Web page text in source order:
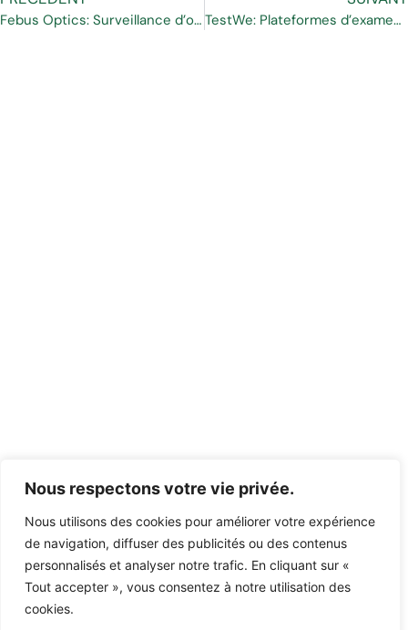
Nous respectons votre vie privée.
Nous utilisons des cookies pour améliorer votre expérience
de navigation, diffuser des publicités ou des contenus
personnalisés et analyser notre trafic. En cliquant sur «
Tout accepter », vous consentez à notre utilisation des
cookies.
Febus Optics: Surveillance d’opérations en centrale hydroélectrique avec le DAS TestWe: Plateformes d’examens : quelles épreuves peuvent être organisées à distance ?